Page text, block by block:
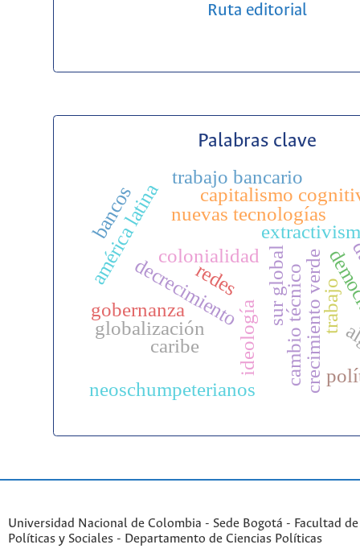
Ruta editorial
Palabras clave
decrecimiento sur global
colonialidad
crecimiento verde
américa latina
globalización ideología cambio técnico
nuevas tecnologías
neoschumpeterianos
capitalismo
trabajo
redes
trabajo bancario
bancos
gobernanza
caribe
Universidad Nacional de Colombia - Sede Bogotá - Facultad
Políticas y Sociales - Departamento de Ciencias Políticas